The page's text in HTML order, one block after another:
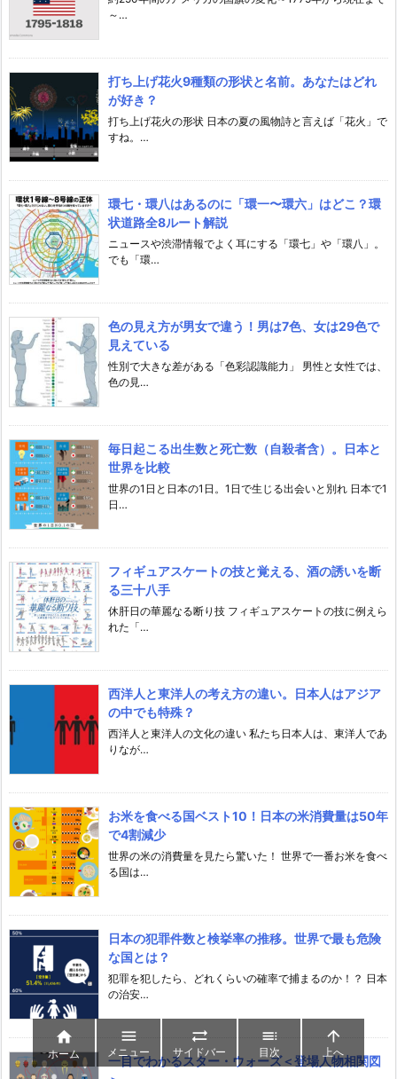
～…
打ち上げ花火9種類の形状と名前。あなたはどれ
が好き？
打ち上げ花火の形状 日本の夏の風物詩と言えば「花火」で
すね。…
環七・環八はあるのに「環一〜環六」はどこ？環
状道路全8ルート解説
ニュースや渋滞情報でよく耳にする「環七」や「環八」。
でも「環…
色の見え方が男女で違う！男は7色、女は29色で
見えている
性別で大きな差がある「色彩認識能力」 男性と女性では、
色の見…
毎日起こる出生数と死亡数（自殺者含）。日本と
世界を比較
世界の1日と日本の1日。1日で生じる出会いと別れ 日本で1
日…
フィギュアスケートの技と覚える、酒の誘いを断
る三十八手
休肝日の華麗なる断り技 フィギュアスケートの技に例えら
れた「…
西洋人と東洋人の考え方の違い。日本人はアジア
の中でも特殊？
西洋人と東洋人の文化の違い 私たち日本人は、東洋人であ
りなが…
お米を食べる国ベスト10！日本の米消費量は50年
で4割減少
世界の米の消費量を見たら驚いた！ 世界で一番お米を食べ
る国は…
日本の犯罪件数と検挙率の推移。世界で最も危険
な国とは？
犯罪を犯したら、どれくらいの確率で捕まるのか！？ 日本
の治安…
一目でわかるスター・ウォーズ＜登場人物相関図

ホーム

メニュー

サイドバー

目次

上へ